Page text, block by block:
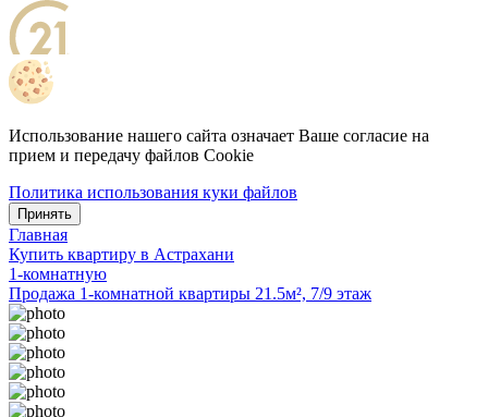
Использование нашего сайта означает Ваше согласие на
прием и передачу файлов Cookie
Политика использования куки файлов
Принять
Главная
Купить квартиру в Астрахани
1-комнатную
Продажа 1-комнатной квартиры 21.5м², 7/9 этаж